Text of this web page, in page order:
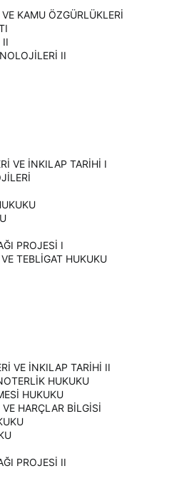
KAMU ÖZGÜRLÜKLERİ
II
II
VE İNKILAP TARİHİ I
PROJESİ I
TEBLİGAT HUKUKU
VE İNKILAP TARİHİ II
HUKUKU
HUKUKU
HARÇLAR BİLGİSİ
PROJESİ II